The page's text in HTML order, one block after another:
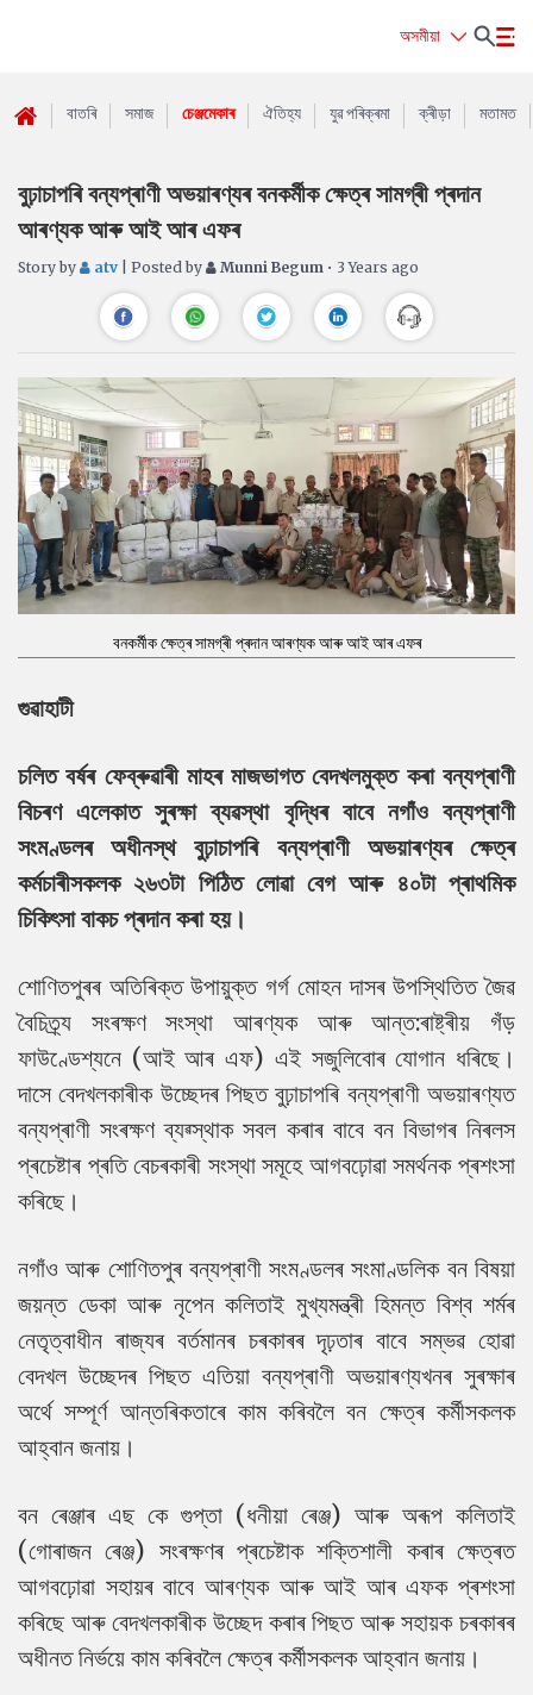
অসমীয়া
বাতৰি সমাজ চেঞ্জমেকাৰ ঐতিহ্য যুৱ পৰিক্ৰমা ক্ৰীড়া মতামত
বুঢ়াচাপৰি বন্যপ্ৰাণী অভয়াৰণ্যৰ বনকৰ্মীক ক্ষেত্ৰ সামগ্ৰী প্ৰদান
আৰণ্যক আৰু আই আৰ এফৰ
Story by atv | Posted by Munni Begum • 3 Years ago
বনকৰ্মীক ক্ষেত্ৰ সামগ্ৰী প্ৰদান আৰণ্যক আৰু আই আৰ এফৰ
গুৱাহাটী
চলিত বৰ্ষৰ ফেব্ৰুৱাৰী মাহৰ মাজভাগত বেদখলমুক্ত কৰা বন্যপ্ৰাণী
বিচৰণ এলেকাত সুৰক্ষা ব্যৱস্থা বৃদ্ধিৰ বাবে নগাঁও বন্যপ্ৰাণী
সংমণ্ডলৰ অধীনস্থ বুঢ়াচাপৰি বন্যপ্ৰাণী অভয়াৰণ্যৰ ক্ষেত্ৰ
কৰ্মচাৰীসকলক ২৬৩টা পিঠিত লোৱা বেগ আৰু ৪০টা প্ৰাথমিক
চিকিৎসা বাকচ প্ৰদান কৰা হয়।
শোণিতপুৰৰ অতিৰিক্ত উপায়ুক্ত গৰ্গ মোহন দাসৰ উপস্থিতিত জৈৱ
বৈচিত্ৰ্য সংৰক্ষণ সংস্থা আৰণ্যক আৰু আন্ত:ৰাষ্ট্ৰীয় গঁড়
ফাউণ্ডেশ্যনে (আই আৰ এফ) এই সজুলিবোৰ যোগান ধৰিছে।
দাসে বেদখলকাৰীক উচ্ছেদৰ পিছত বুঢ়াচাপৰি বন্যপ্ৰাণী অভয়াৰণ্যত
বন্যপ্ৰাণী সংৰক্ষণ ব্যৱ্স্থাক সবল কৰাৰ বাবে বন বিভাগৰ নিৰলস
প্ৰচেষ্টাৰ প্ৰতি বেচৰকাৰী সংস্থা সমূহে আগবঢ়োৱা সমৰ্থনক প্ৰশংসা
কৰিছে।
নগাঁও আৰু শোণিতপুৰ বন্যপ্ৰাণী সংমণ্ডলৰ সংমাণ্ডলিক বন বিষয়া
জয়ন্ত ডেকা আৰু নৃপেন কলিতাই মুখ্যমন্ত্ৰী হিমন্ত বিশ্ব শৰ্মৰ
নেতৃত্বাধীন ৰাজ্যৰ বৰ্তমানৰ চৰকাৰৰ দৃঢ়তাৰ বাবে সম্ভৱ হোৱা
বেদখল উচ্ছেদৰ পিছত এতিয়া বন্যপ্ৰাণী অভয়াৰণ্যখনৰ সুৰক্ষাৰ
অৰ্থে সম্পূৰ্ণ আন্তৰিকতাৰে কাম কৰিবলৈ বন ক্ষেত্ৰ কৰ্মীসকলক
আহ্বান জনায়।
বন ৰেঞ্জাৰ এছ কে গুপ্তা (ধনীয়া ৰেঞ্জ) আৰু অৰূপ কলিতাই
(গোৰাজন ৰেঞ্জ) সংৰক্ষণৰ প্ৰচেষ্টাক শক্তিশালী কৰাৰ ক্ষেত্ৰত
আগবঢ়োৱা সহায়ৰ বাবে আৰণ্যক আৰু আই আৰ এফক প্ৰশংসা
কৰিছে আৰু বেদখলকাৰীক উচ্ছেদ কৰাৰ পিছত আৰু সহায়ক চৰকাৰৰ
অধীনত নিৰ্ভয়ে কাম কৰিবলৈ ক্ষেত্ৰ কৰ্মীসকলক আহ্বান জনায়।